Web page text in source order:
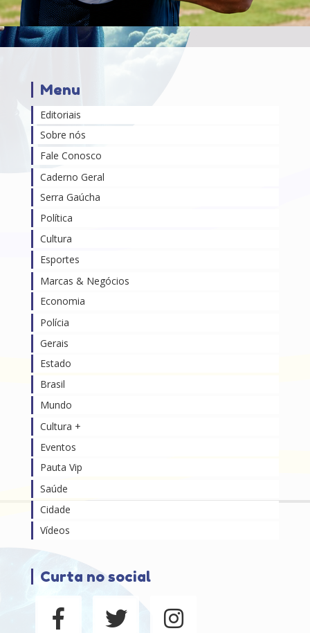
Menu
Editoriais
Sobre nós
Fale Conosco
Caderno Geral
Serra Gaúcha
Política
Cultura
Esportes
Marcas & Negócios
Economia
Polícia
Gerais
Estado
Brasil
Mundo
Cultura +
Eventos
Pauta Vip
Saúde
Cidade
Vídeos
Curta no social